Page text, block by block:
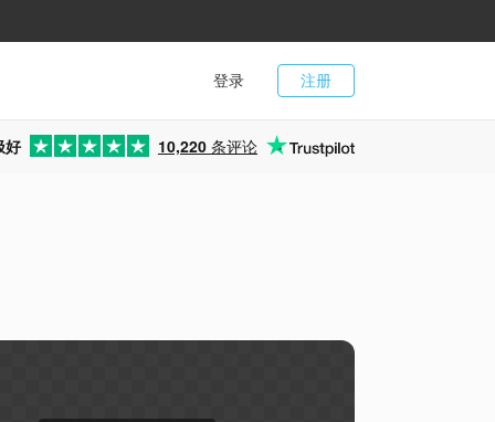
注册
登录
好 10,220 条评论